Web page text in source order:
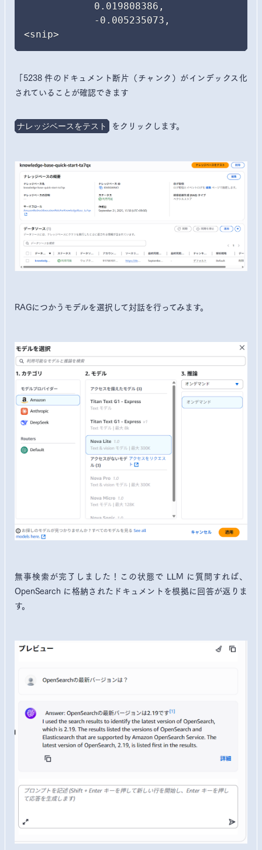
            0.019808386,
            -0.005235073,
<snip>
「5238 件のドキュメント断片（チャンク）がインデックス化
されていることが確認できます
ナレッジベースをテスト をクリックします。
RAGにつかうモデルを選択して対話を行ってみます。
無事検索が完了しました！この状態で LLM に質問すれば、
OpenSearch に格納されたドキュメントを根拠に回答が返りま
す。